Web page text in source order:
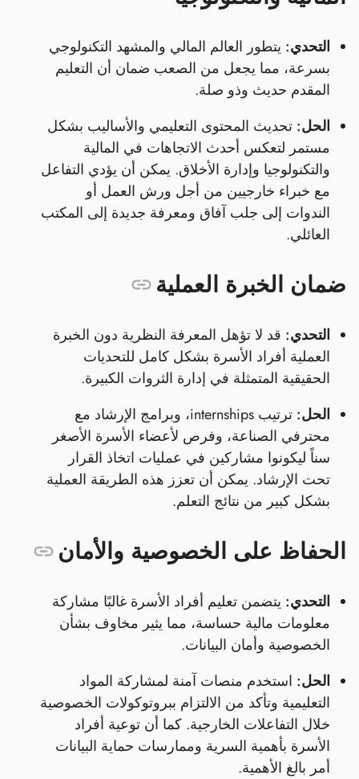
التحدي: يتطور العالم المالي والمشهد التكنولوجي
بسرعة، مما يجعل من الصعب ضمان أن التعليم
المقدم حديث وذو صلة.
الحل: تحديث المحتوى التعليمي والأساليب بشكل
مستمر لتعكس أحدث الاتجاهات في المالية
والتكنولوجيا وإدارة الأخلاق. يمكن أن يؤدي التفاعل
مع خبراء خارجيين من أجل ورش العمل أو
الندوات إلى جلب آفاق ومعرفة جديدة إلى المكتب
العائلي.
ضمان الخبرة العملية
التحدي: قد لا تؤهل المعرفة النظرية دون الخبرة
العملية أفراد الأسرة بشكل كامل للتحديات
الحقيقية المتمثلة في إدارة الثروات الكبيرة.
الحل:
ترتيب internships، وبرامج الإرشاد مع
محترفي الصناعة، وفرص لأعضاء الأسرة الأصغر
سناً ليكونوا مشاركين في عمليات اتخاذ القرار
تحت الإرشاد. يمكن أن تعزز هذه الطريقة العملية
بشكل كبير من نتائج التعلم.
الحفاظ على الخصوصية والأمان
التحدي: يتضمن تعليم أفراد الأسرة غالبًا مشاركة
معلومات مالية حساسة، مما يثير مخاوف بشأن
الخصوصية وأمان البيانات.
الحل: استخدم منصات آمنة لمشاركة المواد
التعليمية وتأكد من الالتزام ببروتوكولات الخصوصية
خلال التفاعلات الخارجية. كما أن توعية أفراد
الأسرة بأهمية السرية وممارسات حماية البيانات
أمر بالغ الأهمية.